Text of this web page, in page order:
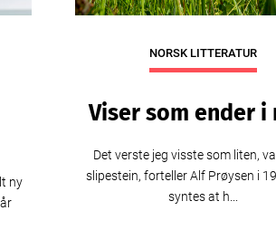
ny
NORSK LITTERATUR
Viser som ender i
Det verste jeg visste som liten,
slipestein, forteller Alf Prøysen i
syntes at h...